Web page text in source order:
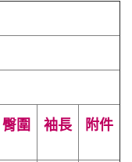
臀圍 袖長 附件